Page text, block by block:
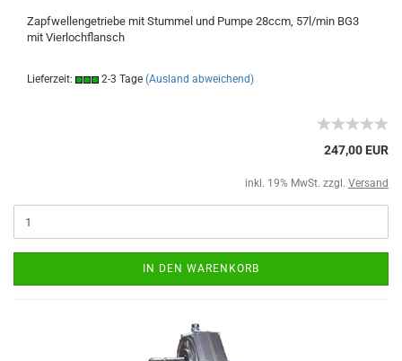
Zapfwellengetriebe mit Stummel und Pumpe 28ccm, 57l/min BG3
mit Vierlochflansch
Lieferzeit: 2-3 Tage (Ausland abweichend)
247,00 EUR
inkl. 19% MwSt. zzgl. Versand
IN DEN WARENKORB